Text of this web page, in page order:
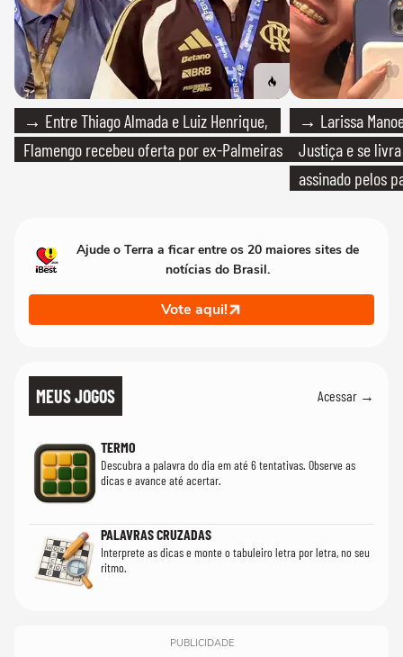
→ Entre Thiago Almada e Luiz Henrique,
Flamengo recebeu oferta por ex-Palmeiras
→ Larissa
Justiça e se
assinado pelos
Ajude o Terra a ficar entre os 20 maiores sites de
notícias do Brasil.
Vote aqui!
MEUS JOGOS Acessar →
TERMO
Descubra a palavra do dia em até 6 tentativas. Observe as
dicas e avance até acertar.
PALAVRAS CRUZADAS
Interprete as dicas e monte o tabuleiro letra por letra, no seu
ritmo.
PUBLICIDADE